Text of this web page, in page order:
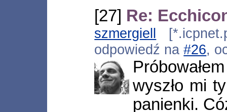
[27] Re:
szmergiell
odpowiedź na#26,
wyszło mi
panienki.